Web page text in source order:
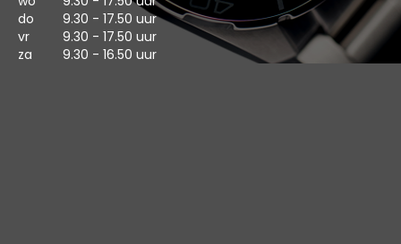
do
9.30 - 17.50 uur
vr
9.30 - 17.50 uur
za
9.30 - 16.50 uur